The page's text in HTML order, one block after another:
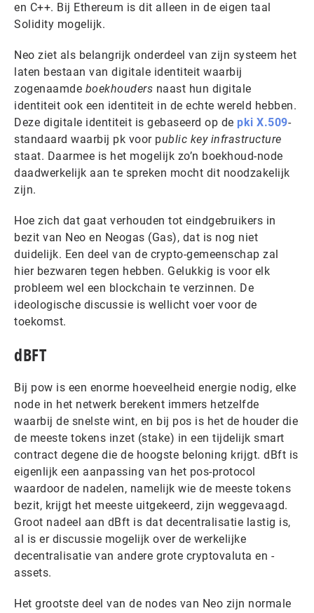
en C++. Bij Ethereum is dit alleen in de eigen taal
Solidity mogelijk.
Neo ziet als belangrijk onderdeel van zijn systeem het
laten bestaan van digitale identiteit waarbij
zogenaamde boekhouders naast hun digitale
identiteit ook een identiteit in de echte wereld hebben.
Deze digitale identiteit is gebaseerd op de pki X.509-
standaard waarbij pk voor public key infrastructure
staat. Daarmee is het mogelijk zo’n boekhoud-node
daadwerkelijk aan te spreken mocht dit noodzakelijk
zijn.
Hoe zich dat gaat verhouden tot eindgebruikers in
bezit van Neo en Neogas (Gas), dat is nog niet
duidelijk. Een deel van de crypto-gemeenschap zal
hier bezwaren tegen hebben. Gelukkig is voor elk
probleem wel een blockchain te verzinnen. De
ideologische discussie is wellicht voer voor de
toekomst.
dBFT
Bij pow is een enorme hoeveelheid energie nodig, elke
node in het netwerk berekent immers hetzelfde
waarbij de snelste wint, en bij pos is het de houder die
de meeste tokens inzet (stake) in een tijdelijk smart
contract degene die de hoogste beloning krijgt. dBft is
eigenlijk een aanpassing van het pos-protocol
waardoor de nadelen, namelijk wie de meeste tokens
bezit, krijgt het meeste uitgekeerd, zijn weggevaagd.
Groot nadeel aan dBft is dat decentralisatie lastig is,
al is er discussie mogelijk over de werkelijke
decentralisatie van andere grote cryptovaluta en -
assets.
Het grootste deel van de nodes van Neo zijn normale